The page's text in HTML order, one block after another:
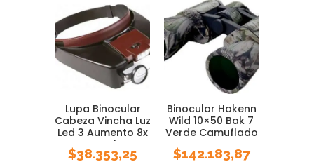
Lupa Binocular
Cabeza Vincha Luz
Led 3 Aumento 8x
Local
$38.353,25
Binocular Hokenn
Wild 10×50 Bak 7
Verde Camuflado
$142.183,87